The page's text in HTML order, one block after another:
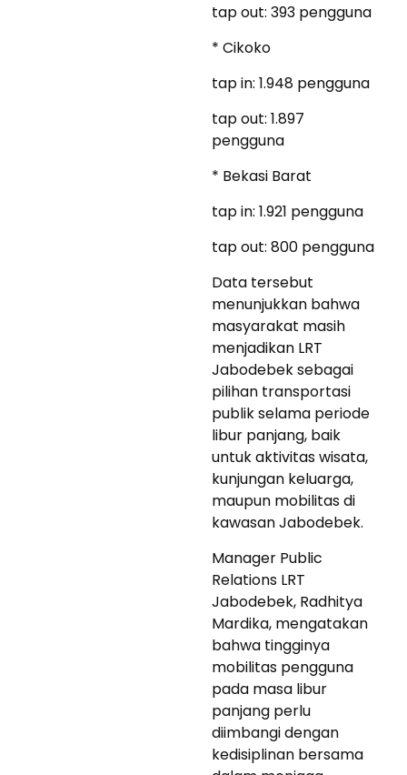
tap out: 393 pengguna
* Cikoko
tap in: 1.948 pengguna
tap out: 1.897
pengguna
* Bekasi Barat
tap in: 1.921 pengguna
tap out: 800 pengguna
Data tersebut
menunjukkan bahwa
masyarakat masih
menjadikan LRT
Jabodebek sebagai
pilihan transportasi
publik selama periode
libur panjang, baik
untuk aktivitas wisata,
kunjungan keluarga,
maupun mobilitas di
kawasan Jabodebek.
Manager Public
Relations LRT
Jabodebek, Radhitya
Mardika, mengatakan
bahwa tingginya
mobilitas pengguna
pada masa libur
panjang perlu
diimbangi dengan
kedisiplinan bersama